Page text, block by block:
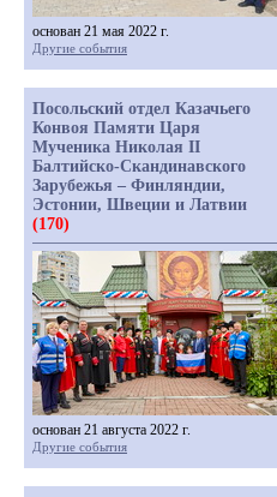
основан 21 мая 2022 г.
Другие события
Посольский отдел Казачьего
Конвоя Памяти Царя
Мученика Николая II
Балтийско-Скандинавского
Зарубежья – Финляндии,
Эстонии, Швеции и Латвии
(170)
основан 21 августа 2022 г.
Другие события